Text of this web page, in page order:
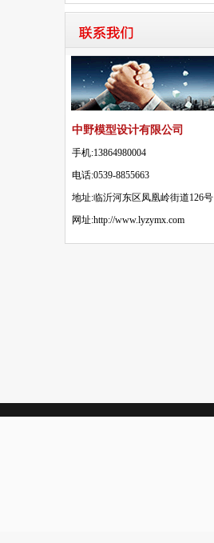
中野模型设计有限公司
手机:13864980004
电话:0539-8855663
地址:临沂河东区凤凰岭街道126号
网址:http://www.lyzymx.com